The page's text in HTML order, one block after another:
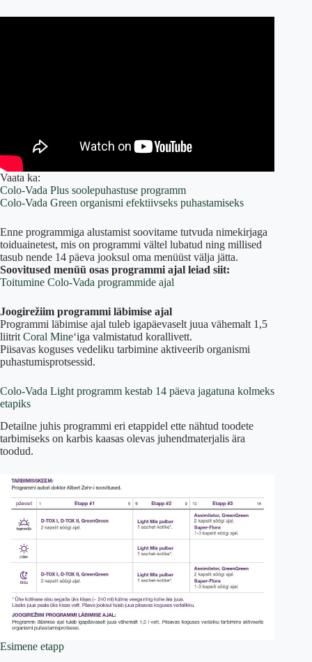
Vaata ka:
Colo-Vada Plus soolepuhastuse programm
Colo-Vada Green organismi efektiivseks puhastamiseks
Enne programmiga alustamist soovitame tutvuda nimekirjaga
toiduainetest, mis on programmi vältel lubatud ning millised
tasub nende 14 päeva jooksul oma menüüst välja jätta.
Soovitused menüü osas programmi ajal leiad siit:
Toitumine Colo-Vada programmide ajal
Joogirežiim programmi läbimise ajal
Programmi läbimise ajal tuleb igapäevaselt juua vähemalt 1,5
liitrit Coral Mine‘iga valmistatud korallivett.
Piisavas koguses vedeliku tarbimine aktiveerib organismi
puhastumisprotsessid.
Colo-Vada Light programm kestab 14 päeva jagatuna kolmeks
etapiks
Detailne juhis programmi eri etappidel ette nähtud toodete
tarbimiseks on karbis kaasas olevas juhendmaterjalis ära
toodud.
Esimene etapp